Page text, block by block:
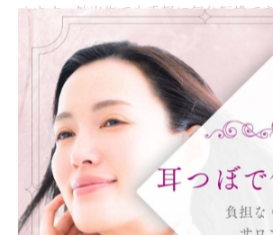
めます。外出先でも手軽に気分転換で
家事の合間に活用する方が増えています
注意点としては、直接ジュエリーにオ
属部分が変色する場合もあるため、肌
アロマシールを使うのが安心です。自
ルに合わせて、耳つぼとアロマのダブ
り入れてみましょう。